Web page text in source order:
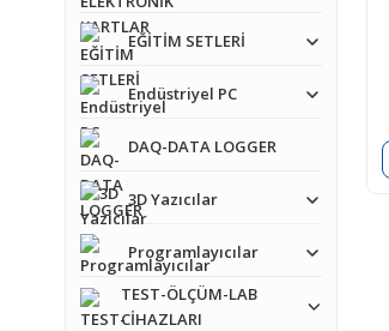
EĞİTİM SETLERİ
Endüstriyel PC
DAQ-DATA LOGGER
3D Yazıcılar
Programlayıcılar
TEST-ÖLÇÜM-LAB
CİHAZLARI